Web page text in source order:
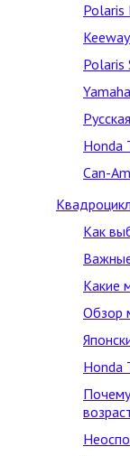
Polaris
Polaris
Honda
Can-
Как
Какие
Обзор
Honda